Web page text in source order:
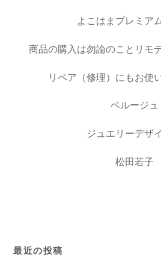
よこはまプレミア
商品の購入は勿論のことリモ
リペア（修理）にもお使
ベルージュ
ジュエリーデザ
松田若子
最近の投稿